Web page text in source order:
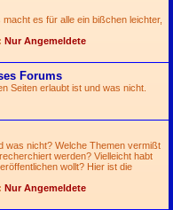
es für alle ein bißchen leichter,
Nur Angemeldete
Forums
Seiten erlaubt ist und was nicht.
was nicht? Welche Themen vermißt
werden? Vielleicht habt
wollt? Hier ist die
Nur Angemeldete